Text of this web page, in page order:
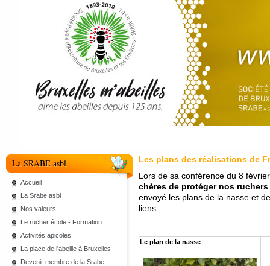
La SRABE asbl
Accueil
La Srabe asbl
Nos valeurs
Le rucher école - Formation
Activités apicoles
La place de l'abeille à Bruxelles
Devenir membre de la Srabe
Les plans des réalisations de
Lors de sa conférence du 8
chères de protéger nos
envoyé les plans de la nasse et
liens :
Le plan de la nasse